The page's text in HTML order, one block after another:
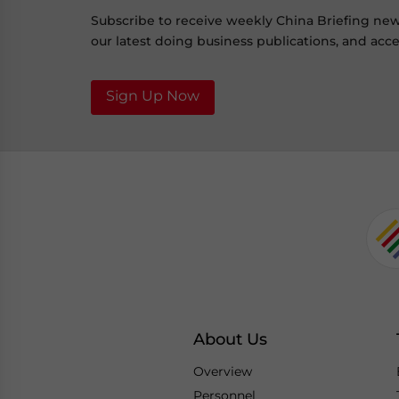
Subscribe to receive weekly China Briefing
our latest doing business publications, and
Sign Up Now
About Us
Overview
Personnel